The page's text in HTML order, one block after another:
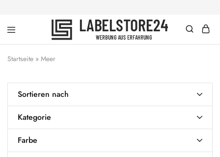
labelstore24
dein
Wunschtext
1
Stück
Werbung
Erfahrung
Startseite » Meer
Sortieren nach
Kategorie
Farbe